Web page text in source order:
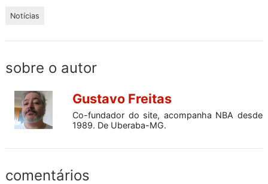
Notícias
sobre o autor
Gustavo Freitas
Co-fundador do site, acompanha NBA desde
1989. De Uberaba-MG.
comentários